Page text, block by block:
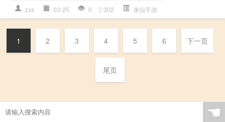
zxs 03-25 0 302 诛仙手游
1 2 3 4 5 6 下一页
尾页
☚